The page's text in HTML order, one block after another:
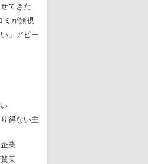
てきた
ミが無視
」アピー
得ない主
業
美